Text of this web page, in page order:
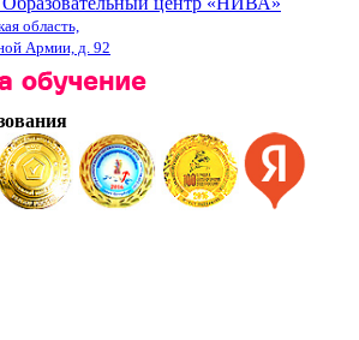
область,
Армии, д. 92